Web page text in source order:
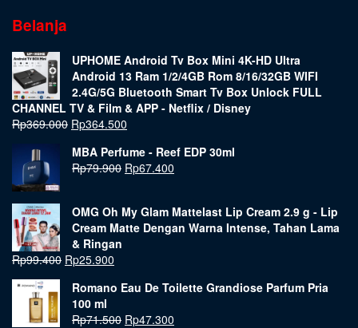
Belanja
UPHOME Android Tv Box Mini 4K-HD Ultra
Android 13 Ram 1/2/4GB Rom 8/16/32GB WIFI
2.4G/5G Bluetooth Smart Tv Box Unlock FULL
CHANNEL TV & Film & APP - Netflix / Disney
Rp369.000 Rp364.500
MBA Perfume - Reef EDP 30ml
Rp79.900 Rp67.400
OMG Oh My Glam Mattelast Lip Cream 2.9 g - Lip
Cream Matte Dengan Warna Intense, Tahan Lama
& Ringan
Rp99.400 Rp25.900
Romano Eau De Toilette Grandiose Parfum Pria
100 ml
Rp71.500 Rp47.300